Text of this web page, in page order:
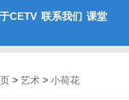
CETV 联系我们 课堂
> 艺术> 小荷花